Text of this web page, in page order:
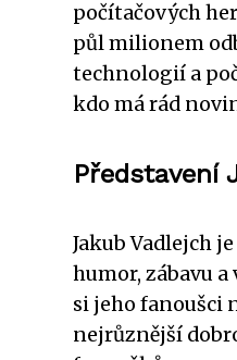
počítačových
půl milionem
technologií a
kdo má rád
Představení
Jakub Vadlejch
humor, zábavu
si jeho fanoušci
nejrůznější